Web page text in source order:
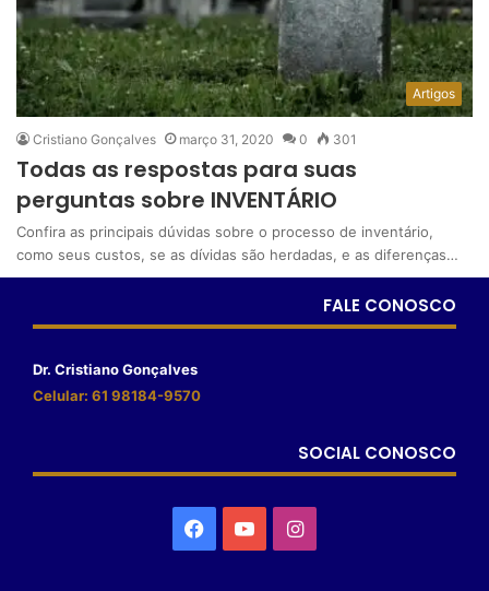
Artigos
Cristiano Gonçalves março 31, 2020 0 301
Todas as respostas para suas
perguntas sobre INVENTÁRIO
Confira as principais dúvidas sobre o processo de inventário,
como seus custos, se as dívidas são herdadas, e as diferenças…
FALE CONOSCO
Dr. Cristiano Gonçalves
Celular: 61 98184-9570
SOCIAL CONOSCO